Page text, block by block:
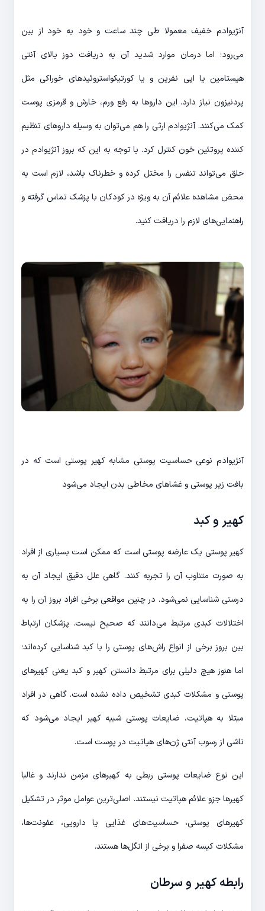
آنژیوادم خفیف معمولا طی چند ساعت و خود به خود از بین
می‌رود؛ اما درمان موارد شدید آن به دریافت دوز بالای آنتی
هیستامین یا اپی نفرین و یا کورتیکواستروئیدهای خوراکی مثل
پردنیزون نیاز دارد. این داروها به رفع ورم، خارش و قرمزی پوست
کمک می‌کنند. آنژیوادم ارثی را هم می‌توان به وسیله داروهای تنظیم
کننده پروتئین خون کنترل کرد. با توجه به این که بروز آنژیوادم در
حلق می‌تواند تنفس را مختل کرده و خطرناک باشد، لازم است به
محض مشاهده علائم آن به ویژه در کودکان با پزشک تماس گرفته و
راهنمایی‌های لازم را دریافت کنید.
آنژیوادم نوعی حساسیت پوستی مشابه کهیر پوستی است که در
بافت زیر پوستی و غشاهای مخاطی بدن ایجاد می‌شود
کهیر و کبد
کهیر پوستی یک عارضه پوستی است که ممکن است بسیاری از افراد
به صورت متناوب آن را تجربه کنند. گاهی علل دقیق ایجاد آن به
درستی شناسایی نمی‌شود. در چنین مواقعی برخی افراد بروز آن را به
اختلالات کبدی مرتبط می‌دانند که صحیح نیست. پزشکان ارتباط
بین بروز برخی از انواع راش‌های پوستی را با کبد شناسایی کرده‌اند؛
اما هنوز هیچ دلیلی برای مرتبط دانستن کهیر و کبد یعنی کهیرهای
پوستی و مشکلات کبدی تشخیص داده نشده است. گاهی در افراد
مبتلا به هپاتیت، ضایعات پوستی شبیه کهیر ایجاد می‌شود که
ناشی از رسوب آنتی‌ ژن‌های هپاتیت در پوست است.
این نوع ضایعات پوستی ربطی به کهیرهای مزمن ندارند و غالبا
کهیرها جزو علائم هپاتیت نیستند. اصلی‌ترین عوامل موثر در تشکیل
کهیرهای پوستی، حساسیت‌های غذایی یا دارویی، عفونت‌ها،
مشکلات کیسه صفرا و برخی از انگل‌ها هستند.
رابطه کهیر و سرطان